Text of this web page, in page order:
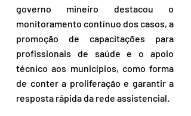
governo mineiro destacou o
monitoramento contínuo dos casos, a
promoção de capacitações para
profissionais de saúde e o apoio
técnico aos municípios, como forma
de conter a proliferação e garantir a
resposta rápida da rede assistencial.